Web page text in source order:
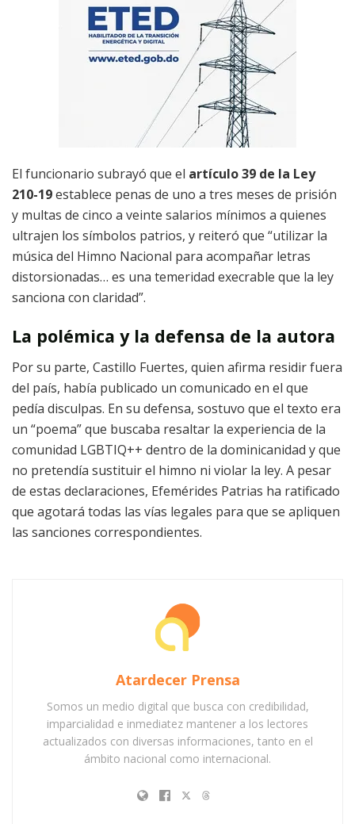
El funcionario subrayó que el artículo 39 de la Ley
210-19establece penas de uno a tres meses de prisión
y multas de cinco a veinte salarios mínimos a quienes
ultrajen los símbolos patrios, y reiteró que “utilizar la
música del Himno Nacional para acompañar letras
distorsionadas… es una temeridad execrable que la ley
sanciona con claridad”.
La polémica y la defensa de la autora
Por su parte, Castillo Fuertes, quien afirma residir fuera
del país, había publicado un comunicado en el que
pedía disculpas. En su defensa, sostuvo que el texto era
un “poema” que buscaba resaltar la experiencia de la
comunidad LGBTIQ++ dentro de la dominicanidad y que
no pretendía sustituir el himno ni violar la ley. A pesar
de estas declaraciones, Efemérides Patrias ha ratificado
que agotará todas las vías legales para que se apliquen
las sanciones correspondientes.
Atardecer Prensa
Somos un medio digital que busca con credibilidad,
imparcialidad e inmediatez mantener a los lectores
actualizados con diversas informaciones, tanto en el
ámbito nacional como internacional.